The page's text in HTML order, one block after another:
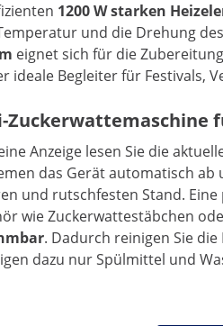
1200 W starken
und die Drehung
eignet sich für die
ideale Begleiter für Festivals,
Zuckerwattemaschine
Anzeige lesen Sie die
das Gerät automatisch
und rutschfesten Stand.
wie Zuckerwattestäbchen
. Dadurch reinigen Sie
dazu nur Spülmittel und